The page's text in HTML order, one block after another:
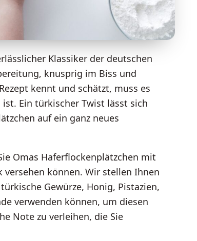
Klassiker der deutschen
knusprig im Biss und
kennt und schätzt, muss es
Ein türkischer Twist lässt sich
auf ein ganz neues
Omas Haferflockenplätzchen mit
können. Wir stellen Ihnen
Gewürze, Honig, Pistazien,
verwenden können, um diesen
Note zu verleihen, die Sie